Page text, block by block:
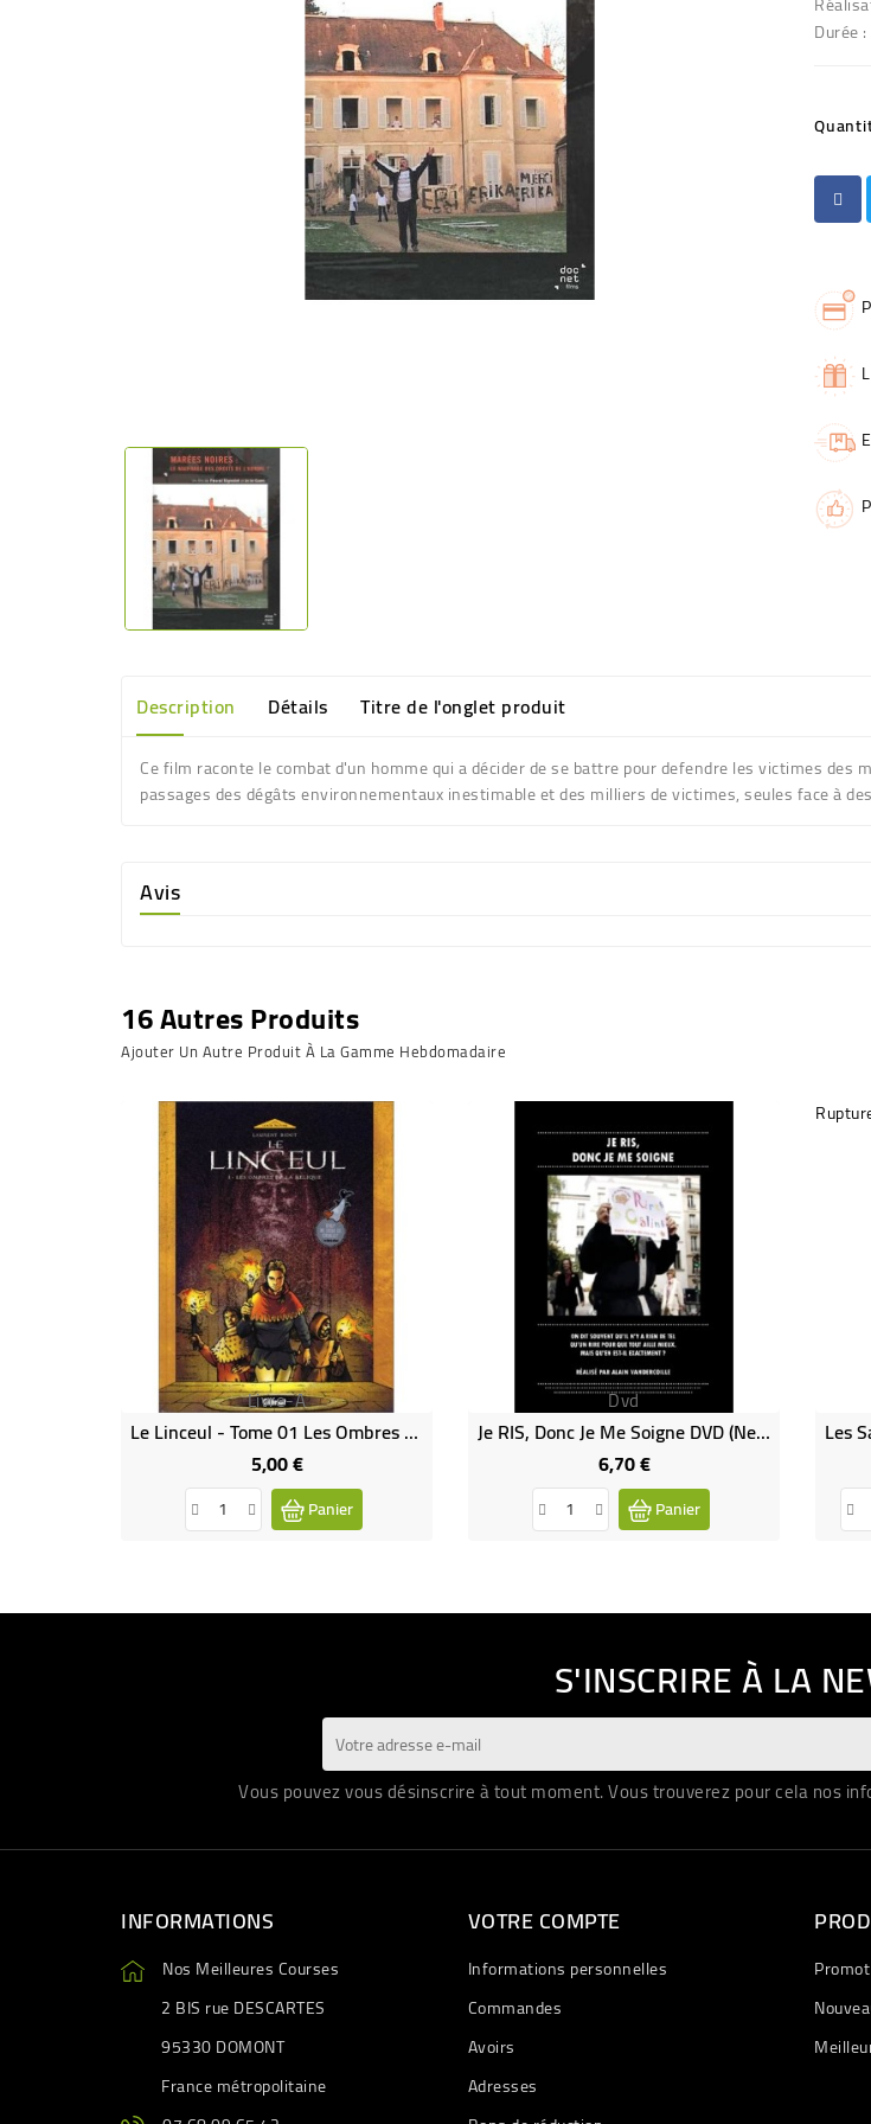
Durée
Description Détails Titre de l'onglet produit
Ce film raconte le combat d'un homme qui a décider de se battre pour defendre les victimes
passages des dégâts environnementaux inestimable et des milliers de victimes, seules face à
Avis
16 Autres Produits
Ajouter Un Autre Produit À La Gamme Hebdomadaire
Livre-A
Le Linceul - Tome 01 Les Ombres De La Relique (Occasion)
5,00 €Prix
Panier
Dvd
Je RIS, Donc Je Me Soigne DVD (neuf)
6,70 €Prix
Panier
S'INSCRIRE À LA
Vous pouvez vous désinscrire à tout moment. Vous trouverez pour cela nos
INFORMATIONS
Nos Meilleures Courses
2 BIS rue DESCARTES
95330 DOMONT
France métropolitaine
VOTRE COMPTE
Informations personnelles
Commandes
Avoirs
Adresses